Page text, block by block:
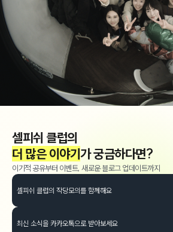
셀피쉬 클럽의
더 많은 이야기 가 궁금하다면?
이기적 공유부터 이벤트, 새로운 블로그 업데이트까지
셀피쉬 클럽의 작당모의를 함께해요
최신 소식을 카카오톡으로 받아보세요